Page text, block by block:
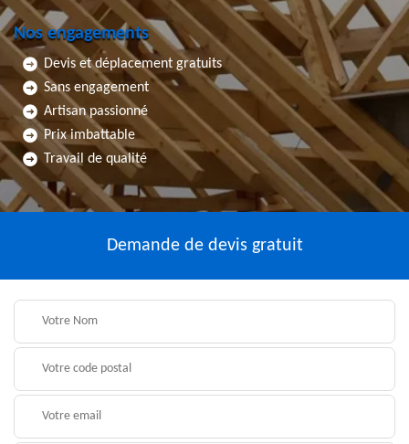
Nos engagements
Devis et déplacement gratuits
Sans engagement
Artisan passionné
Prix imbattable
Travail de qualité
Demande de devis gratuit